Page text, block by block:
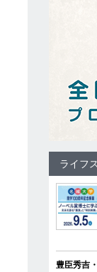
ライフ
豊臣秀吉